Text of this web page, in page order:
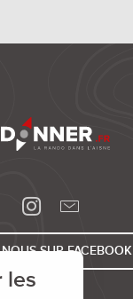
SUR FACEBOOK
les